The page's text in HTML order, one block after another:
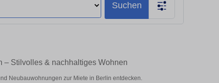
Suchen
Stilvolles & nachhaltiges Wohnen
Neubauwohnungen zur Miete in Berlin entdecken.